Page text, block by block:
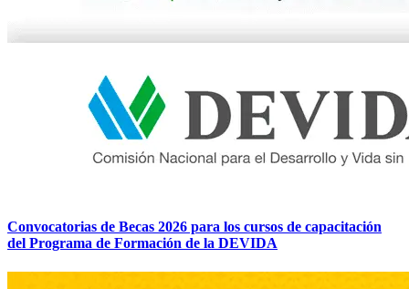
Convocatorias de Becas 2026 para los cursos de capacitación
del Programa de Formación de la DEVIDA